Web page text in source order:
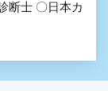
断士 〇日本カ